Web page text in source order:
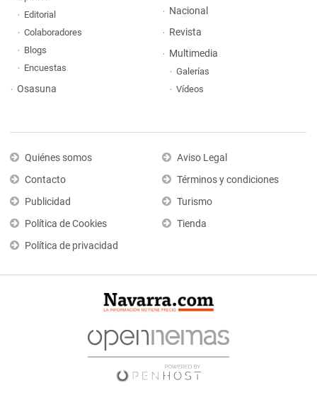
Editorial
Colaboradores
Blogs
Encuestas
Osasuna
Nacional
Revista
Multimedia
Galerías
Vídeos
Quiénes somos
Contacto
Publicidad
Política de Cookies
Política de privacidad
Aviso Legal
Términos y condiciones
Turismo
Tienda